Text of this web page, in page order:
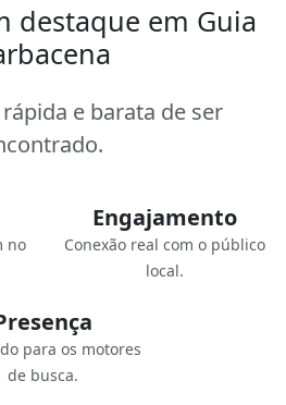
destaque em Guia
e barata de ser
no
Engajamento
Conexão real com o público
local.
para os motores
de busca.